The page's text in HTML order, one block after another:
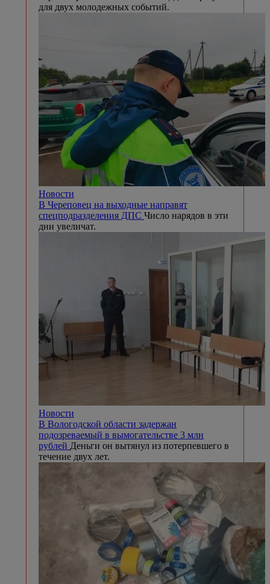
для двух молодежных событий.
Новости
В Череповец на выходные направят
спецподразделения ДПС Число нарядов в эти
дни увеличат.
Новости
В Вологодской области задержан
подозреваемый в вымогательстве 3 млн
рублей Деньги он вытянул из потерпевшего в
течение двух лет.